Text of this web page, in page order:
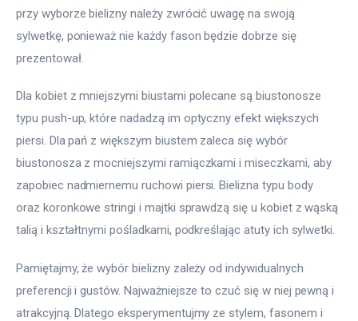
przy wyborze bielizny należy zwrócić uwagę na swoją
sylwetkę, ponieważ nie każdy fason będzie dobrze się
prezentował.
Dla kobiet z mniejszymi biustami polecane są biustonosze
typu push-up, które nadadzą im optyczny efekt większych
piersi. Dla pań z większym biustem zaleca się wybór
biustonosza z mocniejszymi ramiączkami i miseczkami, aby
zapobiec nadmiernemu ruchowi piersi. Bielizna typu body
oraz koronkowe stringi i majtki sprawdzą się u kobiet z wąską
talią i kształtnymi pośladkami, podkreślając atuty ich sylwetki.
Pamiętajmy, że wybór bielizny zależy od indywidualnych
preferencji i gustów. Najważniejsze to czuć się w niej pewną i
atrakcyjną. Dlatego eksperymentujmy ze stylem, fasonem i